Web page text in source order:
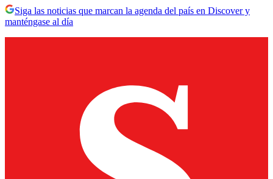
Siga las noticias que marcan la agenda del país en Discover y
manténgase al día